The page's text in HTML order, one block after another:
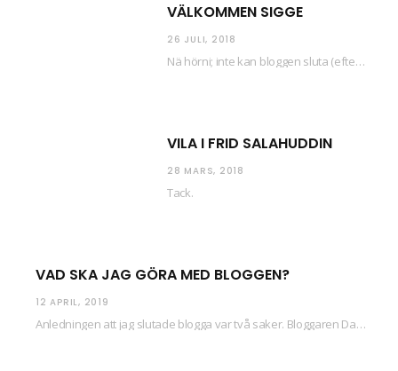
VÄLKOMMEN SIGGE
26 JULI, 2018
Nä hörni; inte kan bloggen sluta (eftersom jag så sällan uppdaterar skiten) i sånt supermoll.…
VILA I FRID SALAHUDDIN
28 MARS, 2018
Tack.
VAD SKA JAG GÖRA MED BLOGGEN?
12 APRIL, 2019
Anledningen att jag slutade blogga var två saker. Bloggaren Daniel skrev ut checkar som personen…